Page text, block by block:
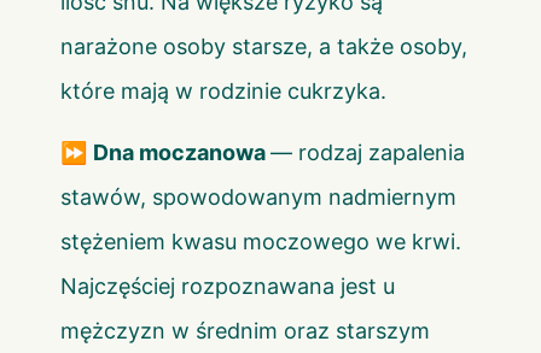
narażone osoby starsze, a także osoby,
które mają w rodzinie cukrzyka.
⏩ Dna moczanowa— rodzaj zapalenia
stawów, spowodowanym nadmiernym
stężeniem kwasu moczowego we krwi.
Najczęściej rozpoznawana jest u
mężczyzn w średnim oraz starszym